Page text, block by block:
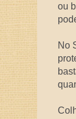
ou
No